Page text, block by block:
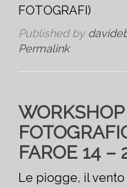
FOTOGRAFI)
Published by
Permalink
WORKSHOP
FAROE 14 –
Le piogge, il